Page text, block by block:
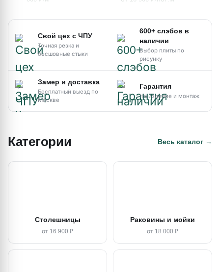
Свой цех с ЧПУ
Точная резка и
бесшовные стыки
600+ слэбов в
наличии
Выбор плиты по
рисунку
Замер и доставка
Бесплатный выезд по
Москве
Гарантия
На изделие и монтаж
Категории Весь каталог →
Столешницы
от 16 900 ₽
Раковины и мойки
от 18 000 ₽